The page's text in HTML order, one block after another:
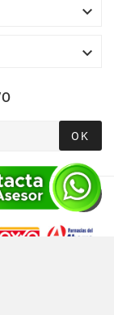


OK